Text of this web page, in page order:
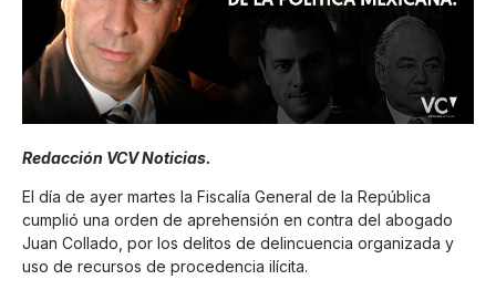
Redacción VCV Noticias.
El día de ayer martes la Fiscalía General de la República
cumplió una orden de aprehensión en contra del abogado
Juan Collado, por los delitos de delincuencia organizada y
uso de recursos de procedencia ilícita.